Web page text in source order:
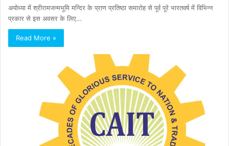
अयोध्या में श्रीरामजन्मभूमि मन्दिर के प्राण प्रतिष्ठा समारोह से पूर्व पूरे भारतवर्ष में विभिन्न
प्रकार से इस अवसर के लिए…
Read More »